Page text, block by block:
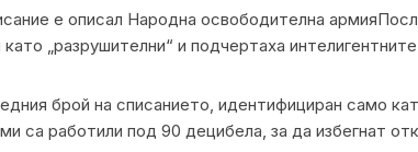
е описал Народна освободителна
„разрушителни“ и подчертаха
брой на списанието, идентифициран само
са работили под 90 децибела, за да избегнат